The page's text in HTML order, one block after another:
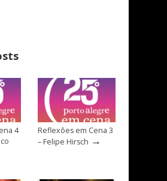
4
Reflexões em Cena 3
– Felipe Hirsch →